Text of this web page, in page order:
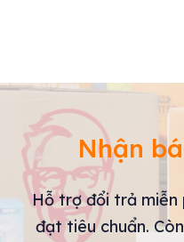
Nhận
Hỗ trợ đổi trả miễn
đạt tiêu chuẩn.